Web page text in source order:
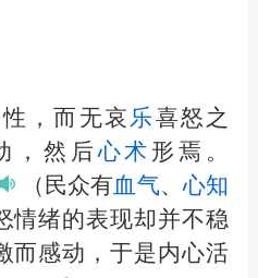
，而无哀 乐喜怒之
，然后心术 形焉。
（民众有血气、心知
情绪的表现却并不稳
而感动，于是内心活